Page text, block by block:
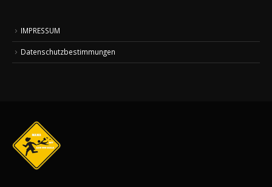
IMPRESSUM
Datenschutzbestimmungen